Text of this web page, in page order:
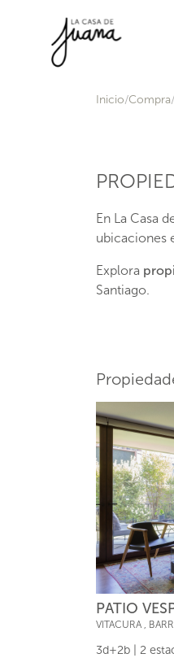
Inicio Compra
En La Casa
ubicaciones
Explora
Santiago.
PATIO
VITACURA
3d+2b | 2